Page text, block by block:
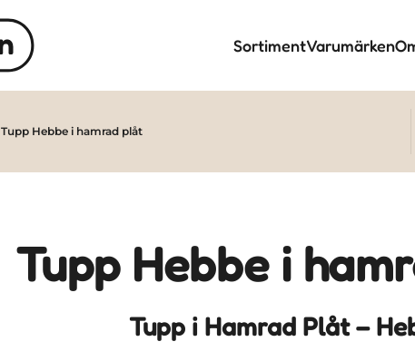
SortimentVarumärken
Tupp Hebbe i hamrad plåt
Tupp Hebbe i
Tupp i Hamrad Plåt –